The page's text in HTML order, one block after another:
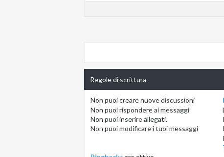
Regole di scrittura
Non puoicreare nuove discussioni
Non puoirispondere ai messaggi
Non puoiinserire allegati.
Non puoimodificare i tuoi messaggi